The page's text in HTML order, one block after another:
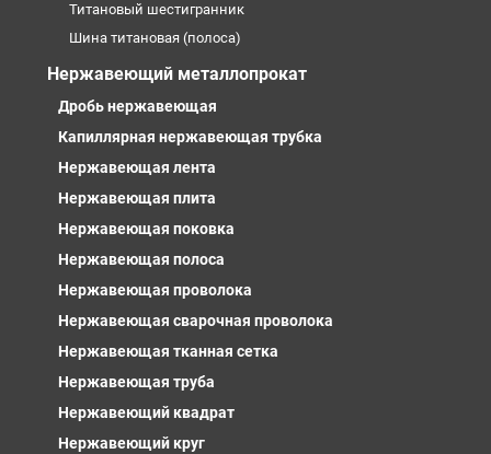
Титановый шестигранник
Шина титановая (полоса)
Нержавеющий металлопрокат
Дробь нержавеющая
Капиллярная нержавеющая трубка
Нержавеющая лента
Нержавеющая плита
Нержавеющая поковка
Нержавеющая полоса
Нержавеющая проволока
Нержавеющая сварочная проволока
Нержавеющая тканная сетка
Нержавеющая труба
Нержавеющий квадрат
Нержавеющий круг